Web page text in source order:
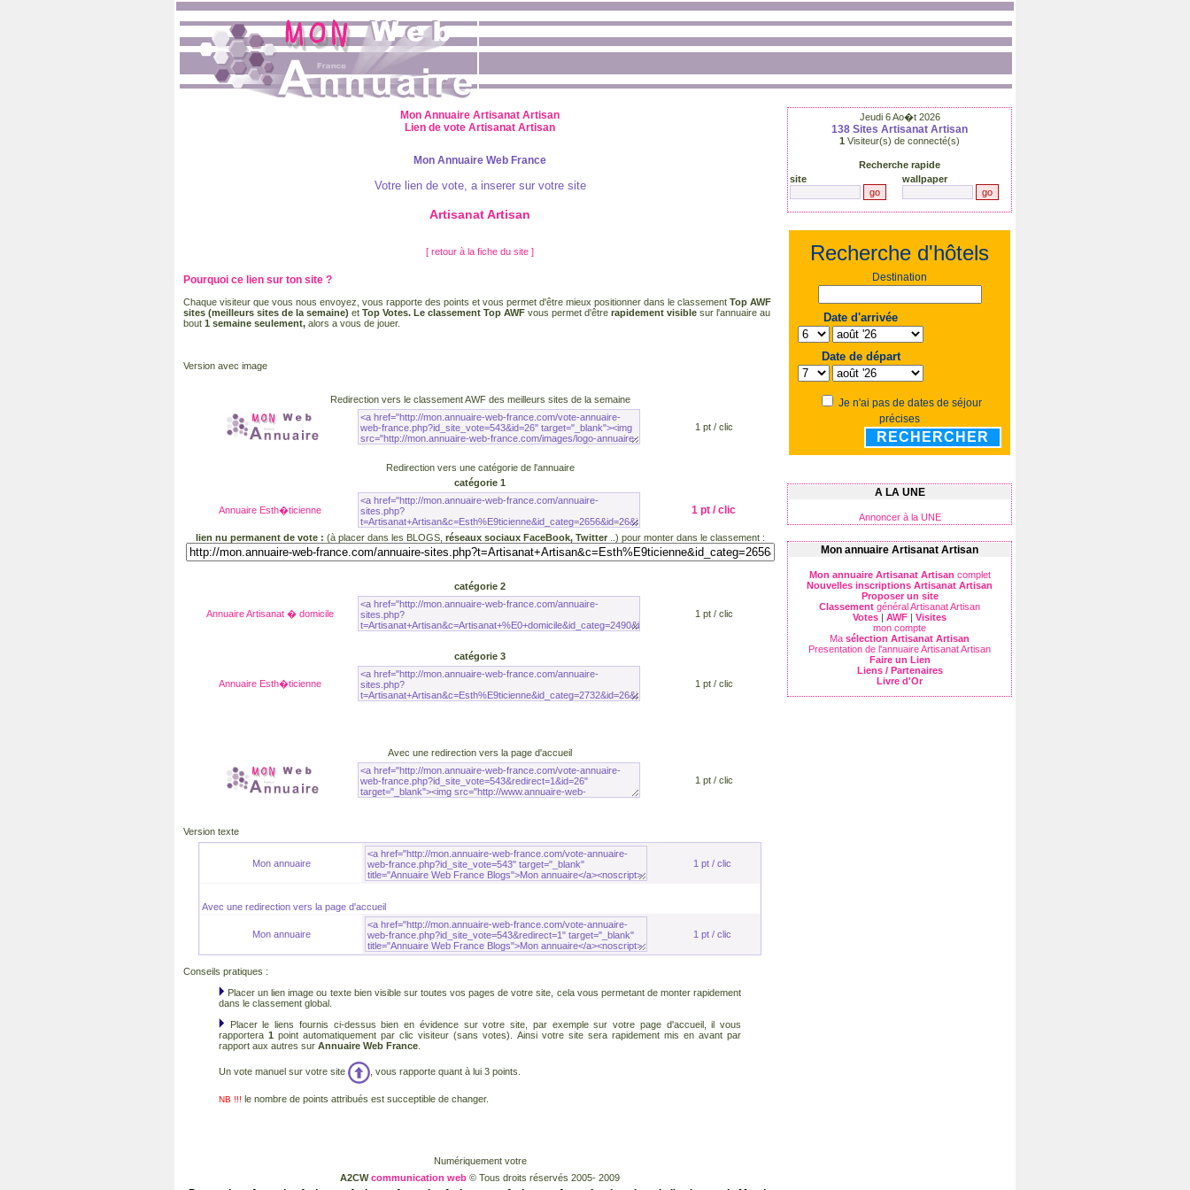
Mon Annuaire Artisanat Artisan
Lien de vote Artisanat Artisan
Mon Annuaire Web France
Votre lien de vote, a inserer sur votre site
Artisanat Artisan
[ retour à la fiche du site ]
Pourquoi ce lien sur ton site ?
Chaque visiteur que vous nous envoyez, vous rapporte des points et vous permet d'être mieux positionner dans le classement Top AWF
sites (meilleurs sites de la semaine) et Top Votes. Le classement Top AWF vous permet d'être rapidement visible sur l'annuaire au
bout 1 semaine seulement, alors a vous de jouer.
Version avec image
Redirection vers le classement AWFdes meilleurs sites de la semaine
1 pt / clic
Redirection vers une catégorie de l'annuaire
catégorie 1
Annuaire Esth�ticienne 1 pt / clic
lien nu permanent de vote : (à placer dans les BLOGS, réseaux sociaux FaceBook, Twitter..) pour monter dans le classement :
catégorie 2
Annuaire Artisanat � domicile 1 pt / clic
catégorie 3
Annuaire Esth�ticienne 1 pt / clic
Avec une redirection vers la page d'accueil
1 pt / clic
Version texte
Mon annuaire 1 pt / clic
Avec une redirection vers la page d'accueil
Mon annuaire 1 pt / clic
Conseils pratiques :
Placer un lien image ou texte bien visible sur toutes vos pages de votre site, cela vous permetant de monter rapidement
dans le classement global.
Placer leliens fournis ci-dessus bien en évidencesur votre site, par exemple sur votre page d'accueil, il vous
rapportera1 point automatiquement parclic visiteur (sans votes). Ainsi votre site sera rapidement mis en avant par
rapport aux autres sur Annuaire Web France
Un vote manuel sur votre site , vous rapporte quant à lui 3 points.
NB !!! le nombre de points attribués est succeptible de changer.
Numériquement votre
A2CWcommunication web © Tous droits réservés 2005- 2009
Jeudi 6 Ao�t 2026
138 Sites Artisanat Artisan
1 Visiteur(s) de connecté(s)
Recherche rapide
site
wallpaper
Recherche d'hôtels
Destination
Date d'arrivée
Date de départ
Je n'ai pas de dates de séjour
précises
RECHERCHER
A LA UNE
Annoncer à la UNE
Mon annuaire Artisanat Artisan
Mon annuaire Artisanat Artisan complet
Nouvelles inscriptions Artisanat Artisan
Proposer un site
Classement général Artisanat Artisan
Votes | AWF | Visites
mon compte
Ma sélection Artisanat Artisan
Presentation de l'annuaire Artisanat Artisan
Faire un Lien
Liens / Partenaires
Livre d'Or